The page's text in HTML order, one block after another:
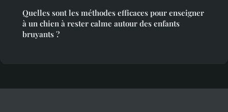
Quelles sont les méthodes efficaces pour enseigner
à un chien à rester calme autour des enfants
bruyants ?